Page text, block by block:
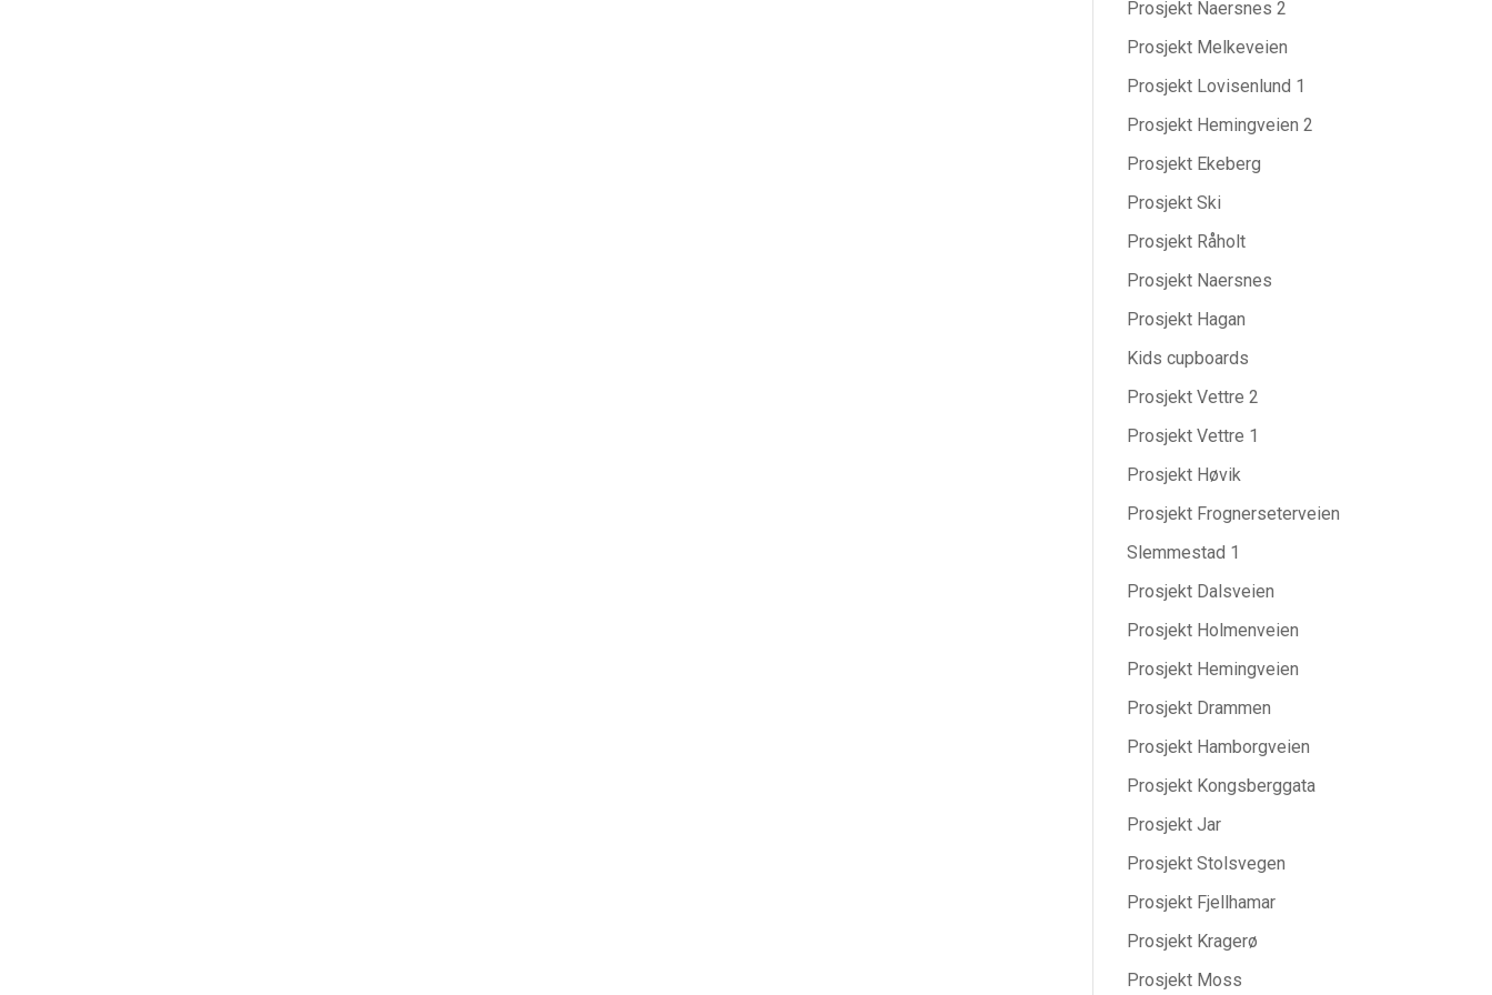
Prosjekt Naersnes 2
Prosjekt Melkeveien
Prosjekt Lovisenlund 1
Prosjekt Hemingveien 2
Prosjekt Ekeberg
Prosjekt Ski
Prosjekt Råholt
Prosjekt Naersnes
Prosjekt Hagan
Kids cupboards
Prosjekt Vettre 2
Prosjekt Vettre 1
Prosjekt Høvik
Prosjekt Frognerseterveien
Slemmestad 1
Prosjekt Dalsveien
Prosjekt Holmenveien
Prosjekt Hemingveien
Prosjekt Drammen
Prosjekt Hamborgveien
Prosjekt Kongsberggata
Prosjekt Jar
Prosjekt Stolsvegen
Prosjekt Fjellhamar
Prosjekt Kragerø
Prosjekt Moss